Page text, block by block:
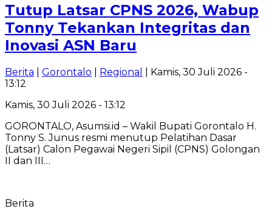
Tutup Latsar CPNS 2026, Wabup
Tonny Tekankan Integritas dan
Inovasi ASN Baru
Berita Gorontalo Regional
| Kamis, 30 Juli 2026 -
13:12
Kamis, 30 Juli 2026 - 13:12
GORONTALO, Asumsi.id – Wakil Bupati Gorontalo H.
Tonny S. Junus resmi menutup Pelatihan Dasar
(Latsar) Calon Pegawai Negeri Sipil (CPNS) Golongan
II dan III…
Berita